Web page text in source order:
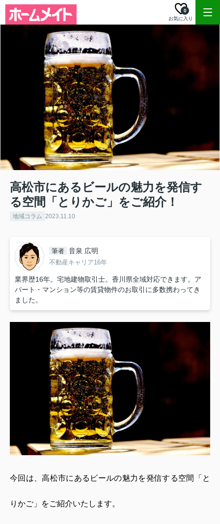
お気に入り
0
高松市にあるビールの魅力を発信す
る空間「とりかご」をご紹介！
地域コラム 2023.11.10
筆者 音泉 広明
不動産キャリア16年
業界歴16年。宅地建物取引士。香川県全域対応できます。ア
パート・マンション等の賃貸物件のお取引に多数携わってき
ました。
今回は、高松市にあるビールの魅力を発信する空間「と
りかご」をご紹介いたします。